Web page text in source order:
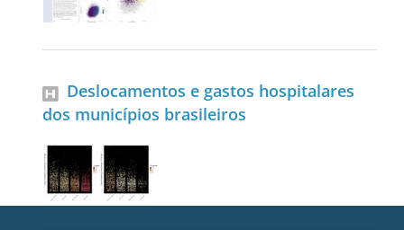
Deslocamentos e gastos hospitalares
dos municípios brasileiros